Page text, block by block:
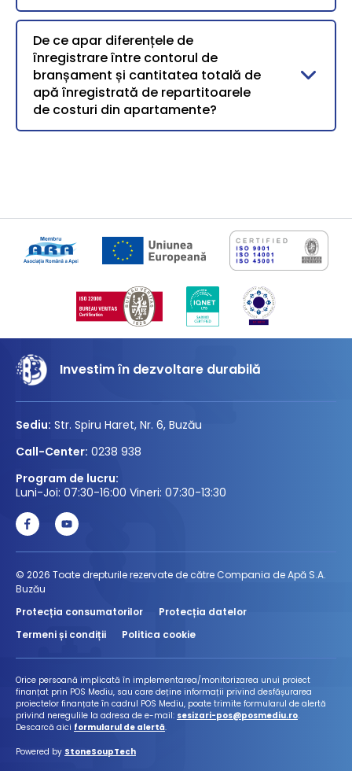
De ce apar diferențele de
înregistrare între contorul de
branșament și cantitatea totală de
apă înregistrată de repartitoarele
de costuri din apartamente?
Investim în dezvoltare durabilă
Sediu: Str. Spiru Haret, Nr. 6, Buzău
Call-Center: 0238 938
Program de lucru:
Luni-Joi: 07:30-16:00 Vineri: 07:30-13:30
© 2026 Toate drepturile rezervate de către Compania de Apă S.A.
Buzău
Protecția consumatorilor
Protecția datelor
Termeni și condiții
Politica cookie
Orice persoană implicată în implementarea/monitorizarea unui proiect
finanțat prin POS Mediu, sau care deține informații privind desfășurarea
proiectelor finanțate în cadrul POS Mediu, poate trimite formularul de alertă
privind neregulile la adresa de e-mail: sesizari-pos@posmediu.ro.
Descarcă aici formularul de alertă.
Powered by StoneSoupTech